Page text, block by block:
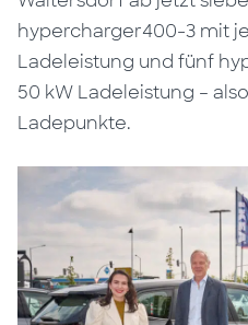
hypercharger400-3 mit
Ladeleistung und fünf
50 kW Ladeleistung –
Ladepunkte.